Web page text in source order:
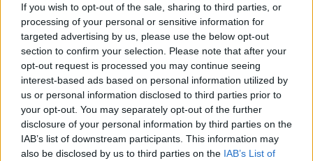
If you wish to opt-out of the sale, sharing to third parties, or
processing of your personal or sensitive information for
targeted advertising by us, please use the below opt-out
section to confirm your selection. Please note that after your
opt-out request is processed you may continue seeing
interest-based ads based on personal information utilized by
us or personal information disclosed to third parties prior to
your opt-out. You may separately opt-out of the further
disclosure of your personal information by third parties on the
IAB’s list of downstream participants. This information may
also be disclosed by us to third parties on the IAB’s List of
Social media
Ho smesso di vedere il mare dappertutto
LUCIA FERRAI
25 NOVEMBRE 2016